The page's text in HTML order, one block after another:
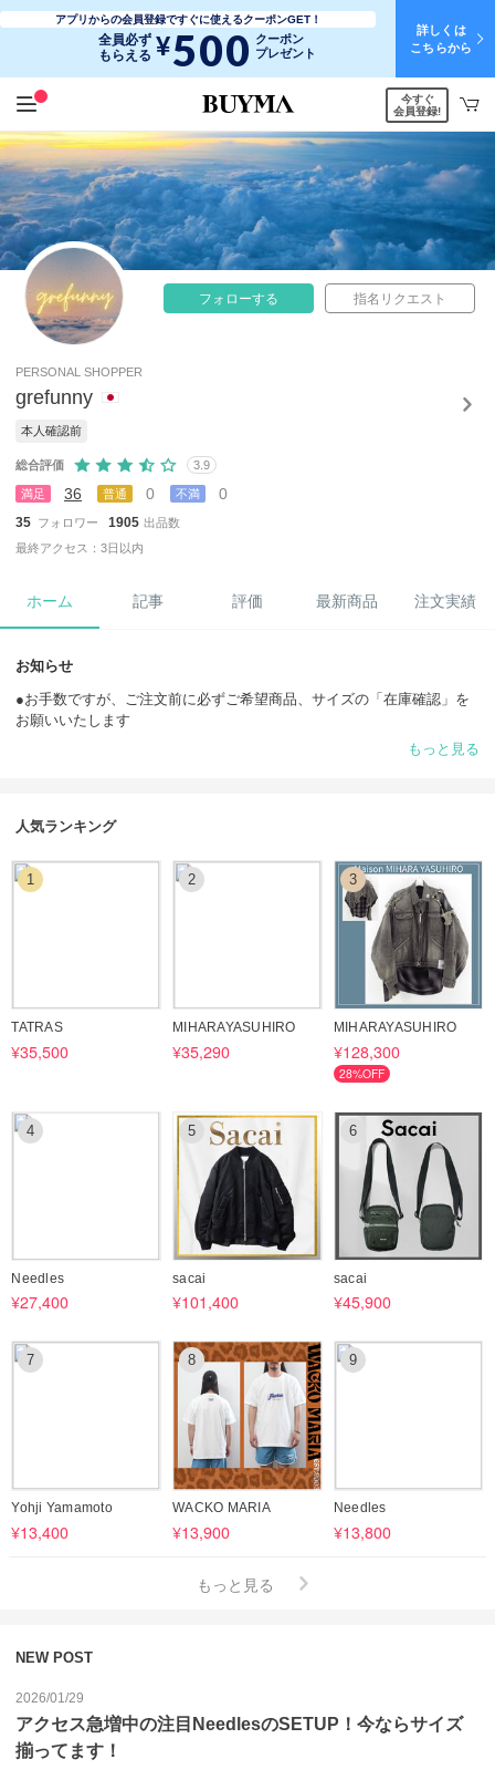
アプリからの会員登録ですぐに使えるクーポンGET！
全員必ず
もらえる ¥500 クーポン
プレゼント
詳しくは
こちらから
今すぐ
会員登録!
フォローする 指名リクエスト
PERSONAL SHOPPER
grefunny
本人確認前
総合評価 3.9
満足 36 普通 0 不満 0
35 フォロワー 1905 出品数
最終アクセス：3日以内
ホーム 記事 評価 最新商品 注文実績
お知らせ
●お手数ですが、ご注文前に必ずご希望商品、サイズの「在庫確認」を
お願いいたします
※在庫は常に変動しているため、カートに入る場合でも在庫がない場合
安心してお買い物をお楽しみください。
●ご注文前に必ず【お取引について】をご確認ください。
●税関、配送トラブル、配送遅延などあらゆる理由によって商品ページ
●お取引にあたり、【あんしんプラス】に加入することをおすすめして
います。
す。
ただし、返品保証制度には適用されないカテゴリーもございますので、
詳細については下記URLをご確認ください。
https://www.buyma.com/contents/safety/anshin.html
もっと見る
人気ランキング
1
TATRAS
¥35,500
2
MIHARAYASUHIRO
¥35,290
3
MIHARAYASUHIRO
¥128,300
28%OFF
4
Needles
¥27,400
5
sacai
¥101,400
6
sacai
¥45,900
7
Yohji Yamamoto
¥13,400
8
WACKO MARIA
¥13,900
9
Needles
¥13,800
もっと見る
NEW POST
2026/01/29
アクセス急増中の注目NeedlesのSETUP！今ならサイズ
揃ってます！